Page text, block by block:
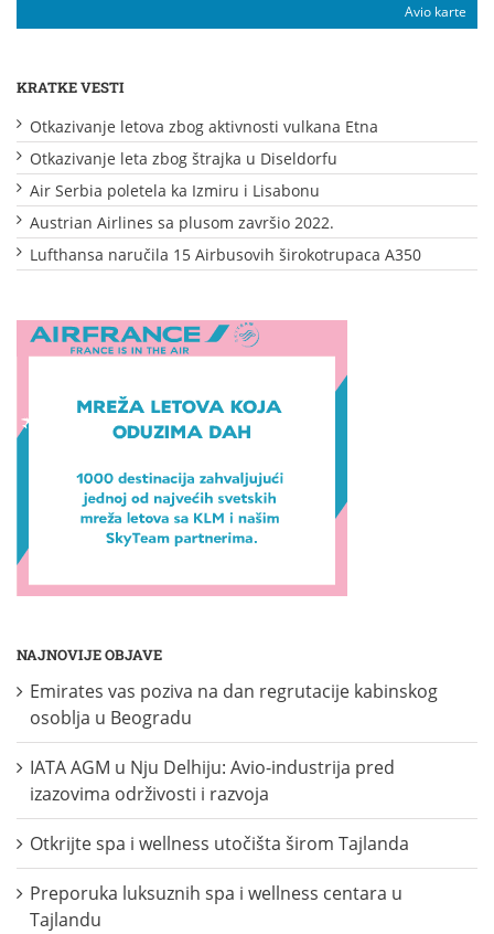
Avio karte
KRATKE VESTI
Otkazivanje letova zbog aktivnosti vulkana Etna
Otkazivanje leta zbog štrajka u Diseldorfu
Air Serbia poletela ka Izmiru i Lisabonu
Austrian Airlines sa plusom završio 2022.
Lufthansa naručila 15 Airbusovih širokotrupaca A350
NAJNOVIJE OBJAVE
Emirates vas poziva na dan regrutacije kabinskog
osoblja u Beogradu
IATA AGM u Nju Delhiju: Avio-industrija pred
izazovima održivosti i razvoja
Otkrijte spa i wellness utočišta širom Tajlanda
Preporuka luksuznih spa i wellness centara u
Tajlandu